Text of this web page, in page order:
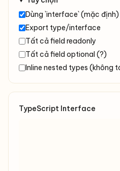
Dùng `interface` (mặc
Export type/interface
Tất cả field readonly
Tất cả field optional (?)
Inline nested types (không
TypeScript Interface